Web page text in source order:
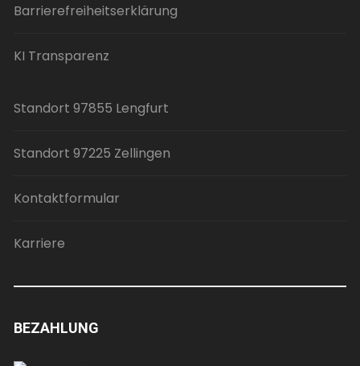
Barrierefreiheitserklärung
KI Transparenz
Standort 97855 Lengfurt
Standort 97225 Zellingen
Kontaktformular
Karriere
BEZAHLUNG